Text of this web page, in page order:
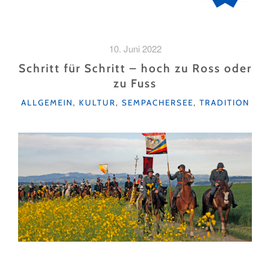
10. Juni 2022
Schritt für Schritt – hoch zu Ross oder
zu Fuss
KATEGORIEN
ALLGEMEIN, KULTUR, SEMPACHERSEE, TRADITION